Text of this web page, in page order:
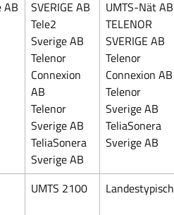
AB
SVERIGE AB
Tele2
Sverige AB
Telenor
Connexion
AB
Telenor
Sverige AB
TeliaSonera
Sverige AB
UMTS-Nät AB
TELENOR
SVERIGE AB
Telenor
Connexion AB
Telenor
Sverige AB
TeliaSonera
Sverige AB
UMTS 2100 Landestypisch